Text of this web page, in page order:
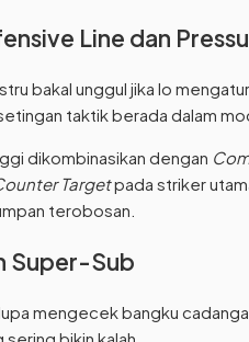
Line dan
bakal unggul jika lo
setingan taktik berada dalam
dikombinasikan dengan
Targetpada striker
terobosan.
Super-Sub
mengecek bangku